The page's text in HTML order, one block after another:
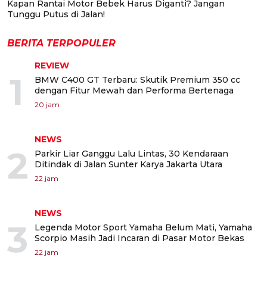
Kapan Rantai Motor Bebek Harus Diganti? Jangan
Tunggu Putus di Jalan!
BERITA TERPOPULER
1
REVIEW
BMW C400 GT Terbaru: Skutik Premium 350 cc
dengan Fitur Mewah dan Performa Bertenaga
20 jam
2
NEWS
Parkir Liar Ganggu Lalu Lintas, 30 Kendaraan
Ditindak di Jalan Sunter Karya Jakarta Utara
22 jam
3
NEWS
Legenda Motor Sport Yamaha Belum Mati, Yamaha
Scorpio Masih Jadi Incaran di Pasar Motor Bekas
22 jam